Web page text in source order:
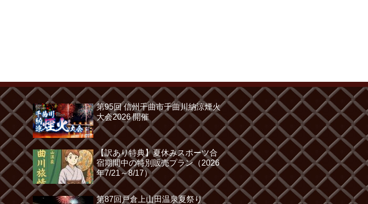
第95回 信州千曲市千曲川納涼煙火
大会2026 開催
【訳あり特典】夏休みスポーツ合
宿期間中の特別販売プラン（2026
年7/21～8/17）
第87回戸倉上山田温泉夏祭り